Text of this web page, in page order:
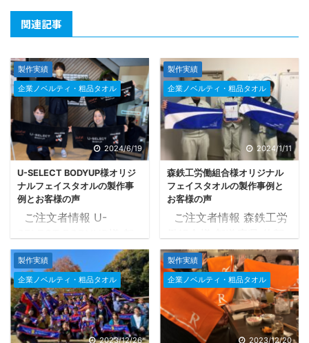
関連記事
製作実績
企業ノベルティ・粗品タオル
2024/6/19
U-SELECT BODYUP様オリジ
ナルフェイスタオルの製作事
例とお客様の声
ご注文者情報 U-
道府県 愛知県 タオルの
種類 フェイスタオル
33×82cm タオル産地 今
治タグ付き プリントの種
類 染料プリント 色数 2
色 黒・オレンジ 納品ま
製作実績
企業ノベルティ・粗品タオル
2024/1/11
森鉄工労働組合様オリジナル
フェイスタオルの製作事例と
お客様の声
ご注文者情報 森鉄工労
県 タオルの種類 フェイ
スタオル 33×82cm タ
オル産地 今治タグ付き
プリントの種類 染料プリ
ント 色数 1色 青 納品
まで ご注文後タオルツク
製作実績
企業ノベルティ・粗品タオル
2023/12/26
製作実績
企業ノベルティ・粗品タオル
2023/12/20